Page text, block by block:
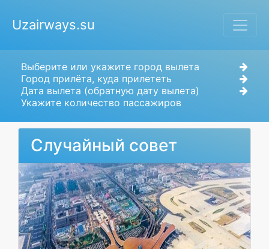
Uzairways.su
Выберите или укажите город вылета
Город прилёта, куда прилететь
Дата вылета (обратную дату вылета)
Укажите количество пассажиров
Случайный совет